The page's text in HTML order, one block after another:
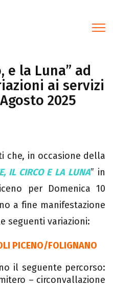
e la Luna” ad
ai servizi
2025
che, in occasione della
IL CIRCO E LA LUNA” in
per Domenica 10
a fine manifestazione
seguenti variazioni:
PICENO/FOLIGNANO
il seguente percorso:
– circonvallazione